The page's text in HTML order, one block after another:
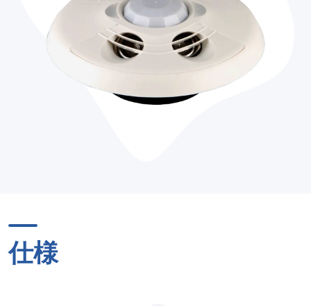
仕様